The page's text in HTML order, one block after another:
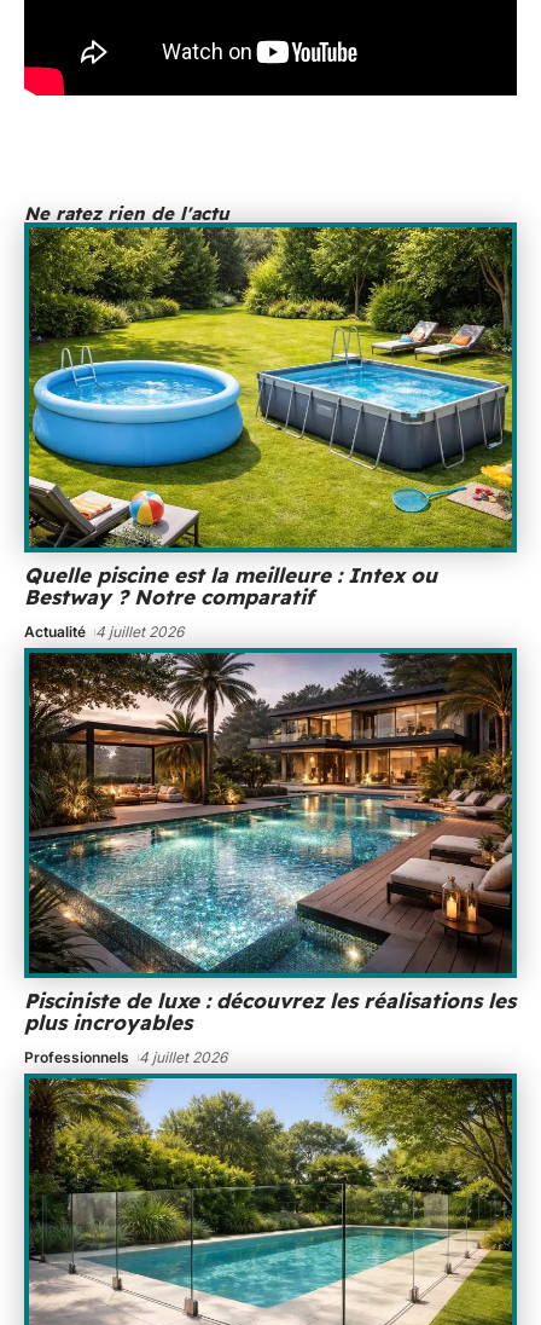
Ne ratez rien de l'actu
Quelle piscine est la meilleure : Intex ou
Bestway ? Notre comparatif
Actualité 4 juillet 2026
Pisciniste de luxe : découvrez les réalisations les
plus incroyables
Professionnels 4 juillet 2026